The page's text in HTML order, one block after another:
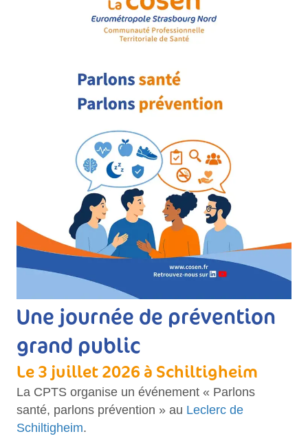
Une journée de prévention
grand public
Le 3 juillet 2026 à Schiltigheim
La CPTS organise un événement « Parlons
santé, parlons prévention » au Leclerc de
Schiltigheim.